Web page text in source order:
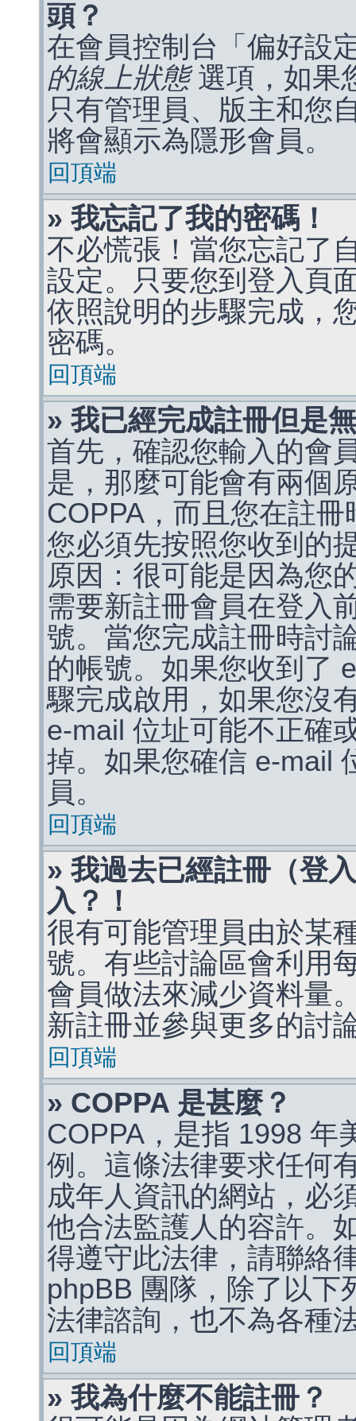
頭？
在會員控制台「偏好設
的線上狀態選項，如果
只有管理員、版主和您
將會顯示為隱形會員。
回頂端
» 我忘記了我的密碼！
不必慌張！當您忘記了
設定。只要您到登入頁
依照說明的步驟完成，
密碼。
回頂端
» 我已經完成註冊但是
首先，確認您輸入的會
是，那麼可能會有兩個
COPPA，而且您在註
您必須先按照您收到的
原因：很可能是因為您
需要新註冊會員在登入
號。當您完成註冊時討
的帳號。如果您收到了
驟完成啟用，如果您沒
e-mail 位址可能不正確
掉。如果您確信 e-mail
員。
回頂端
» 我過去已經註冊（登
入？！
很有可能管理員由於某
號。有些討論區會利用
會員做法來減少資料量
新註冊並參與更多的討
回頂端
» COPPA 是甚麼？
COPPA，是指 1998 年
例。這條法律要求任何
成年人資訊的網站，必
他合法監護人的容許。
得遵守此法律，請聯絡
phpBB 團隊，除了以下
法律諮詢，也不為各種
回頂端
» 我為什麼不能註冊？